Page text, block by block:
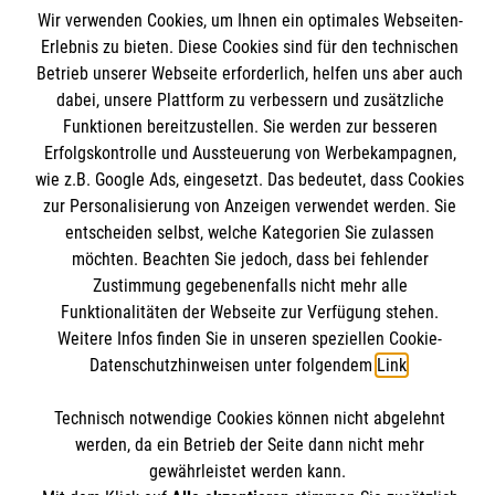
Kursangebote
Mitarbeiten & Aktiv werden
Kontakt
Presse und Medien
Impressum
Datenschutz
Malteser online
Malteserorden
Malteser Jugend
Malteser International
Mediathek
Spendenkonto
Empfänger: Malteser Hilfsdienst e.V.
IBAN: DE90 6005 0101 0001 2706 88
BIC: SOLADEST600
Soziale Netzwerke
Soziale Netzwerke
Der Malteser Hilfsdienst e.V. ist als eingetragene
Wir verwenden Cookies, um Ihnen ein optimales Webseiten-
Erlebnis zu bieten. Diese Cookies sind für den technischen
Betrieb unserer Webseite erforderlich, helfen uns aber auch
dabei, unsere Plattform zu verbessern und zusätzliche
Funktionen bereitzustellen. Sie werden zur besseren
Erfolgskontrolle und Aussteuerung von Werbekampagnen,
wie z.B. Google Ads, eingesetzt. Das bedeutet, dass Cookies
zur Personalisierung von Anzeigen verwendet werden. Sie
entscheiden selbst, welche Kategorien Sie zulassen
möchten. Beachten Sie jedoch, dass bei fehlender
Zustimmung gegebenenfalls nicht mehr alle
Funktionalitäten der Webseite zur Verfügung stehen.
Weitere Infos finden Sie in unseren speziellen Cookie-
Datenschutzhinweisen unter folgendem Link.
Technisch notwendige Cookies können nicht abgelehnt
werden, da ein Betrieb der Seite dann nicht mehr
gewährleistet werden kann.